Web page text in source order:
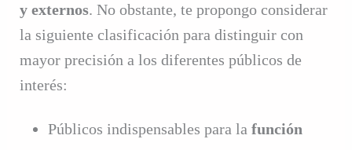
y externos. No obstante, te propongo considerar
la siguiente clasificación para distinguir con
mayor precisión a los diferentes públicos de
interés:
Públicos indispensables para la función